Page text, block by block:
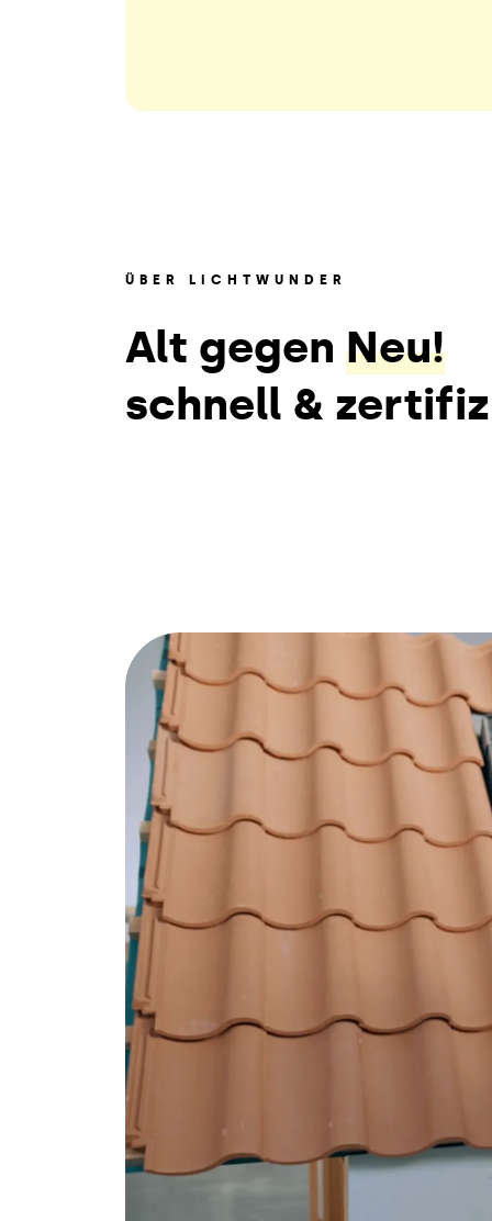
ÜBER LICHTWUNDER
Alt gegen Neu!
schnell &